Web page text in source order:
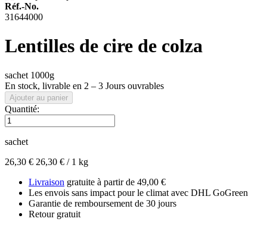
Réf.-No.
31644000
Lentilles de cire de colza
sachet 1000g
En stock, livrable en 2 – 3 Jours ouvrables
Ajouter au panier
Quantité:
sachet
26,30 € 26,30 € / 1 kg
Livraison gratuite à partir de 49,00 €
Les envois sans impact pour le climat avec DHL GoGreen
Garantie de remboursement de 30 jours
Retour gratuit